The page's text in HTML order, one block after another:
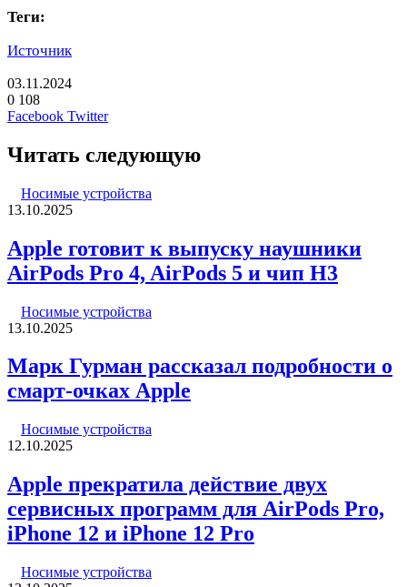
Теги:
Источник
03.11.2024
0 108
Facebook TwitterLinkedIn
Pinterest
Вконтакте
Одноклассники
Skype
WhatsApp
Telegram
Viber
Читать следующую
Носимые устройства
13.10.2025
Apple готовит к выпуску наушники
AirPods Pro 4, AirPods 5 и чип H3
Носимые устройства
13.10.2025
Марк Гурман рассказал подробности о
смарт-очках Apple
Носимые устройства
12.10.2025
Apple прекратила действие двух
сервисных программ для AirPods Pro,
iPhone 12 и iPhone 12 Pro
Носимые устройства